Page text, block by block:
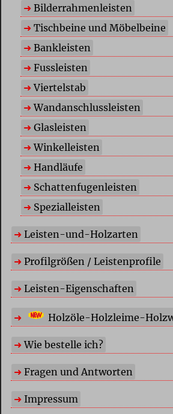
Bilderrahmenleisten
Tischbeine und Möbelbeine
Bankleisten
Fussleisten
Viertelstab
Wandanschlussleisten
Glasleisten
Winkelleisten
Handläufe
Schattenfugenleisten
Spezialleisten
Leisten-und-Holzarten
Profilgrößen / Leistenprofile
Leisten-Eigenschaften
Holzöle-Holzleime-
Wie bestelle ich?
Fragen und Antworten
Impressum